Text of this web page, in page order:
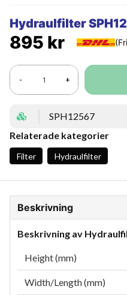
Hydraulfilter
895 kr
- +
SPH12567
Relaterade kategorier
Filter Hydraulfilter
Beskrivning
Beskrivning av
Height (mm)
Width/Length (mm)